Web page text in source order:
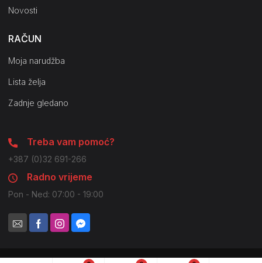
Novosti
RAČUN
Moja narudžba
Lista želja
Zadnje gledano
Treba vam pomoć?
+387 (0)32 691-266
Radno vrijeme
Pon - Ned: 07:00 - 19:00